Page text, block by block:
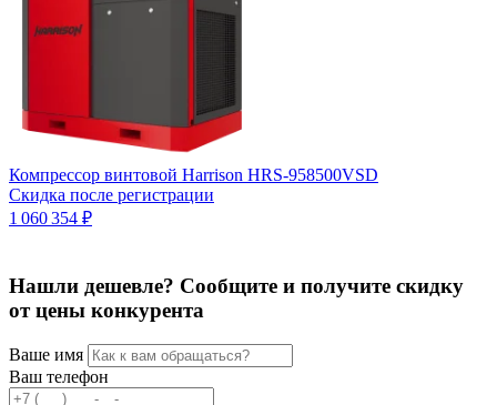
Компрессор винтовой Harrison HRS-958500VSD
Скидка после регистрации
1 060 354 ₽
Нашли дешевле? Сообщите и получите скидку
от цены конкурента
Ваше имя
Ваш телефон